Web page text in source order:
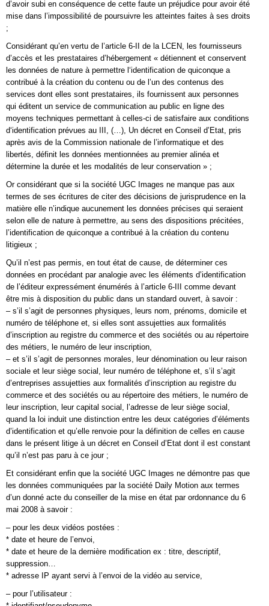
d’avoir subi en conséquence de cette faute un préjudice pour avoir été
mise dans l’impossibilité de poursuivre les atteintes faites à ses droits
;
Considérant qu’en vertu de l’article 6-II de la LCEN, les fournisseurs
d’accès et les prestataires d’hébergement « détiennent et conservent
les données de nature à permettre l‘identification de quiconque a
contribué à la création du contenu ou de l’un des contenus des
services dont elles sont prestataires, ils fournissent aux personnes
qui éditent un service de communication au public en ligne des
moyens techniques permettant à celles-ci de satisfaire aux conditions
d‘identification prévues au III, (…), Un décret en Conseil d’Etat, pris
après avis de la Commission nationale de l’informatique et des
libertés, définit les données mentionnées au premier alinéa et
détermine la durée et les modalités de leur conservation » ;
Or considérant que si la société UGC Images ne manque pas aux
termes de ses écritures de citer des décisions de jurisprudence en la
matière elle n’indique aucunement les données précises qui seraient
selon elle de nature à permettre, au sens des dispositions précitées,
l’identification de quiconque a contribué à la création du contenu
litigieux ;
Qu’il n’est pas permis, en tout état de cause, de déterminer ces
données en procédant par analogie avec les éléments d’identification
de l’éditeur expressément énumérés à l’article 6-III comme devant
être mis à disposition du public dans un standard ouvert, à savoir :
– s’il s’agit de personnes physiques, leurs nom, prénoms, domicile et
numéro de téléphone et, si elles sont assujetties aux formalités
d’inscription au registre du commerce et des sociétés ou au répertoire
des métiers, le numéro de leur inscription,
– et s’il s’agit de personnes morales, leur dénomination ou leur raison
sociale et leur siège social, leur numéro de téléphone et, s’il s’agit
d’entreprises assujetties aux formalités d’inscription au registre du
commerce et des sociétés ou au répertoire des métiers, le numéro de
leur inscription, leur capital social, l’adresse de leur siège social,
quand la loi induit une distinction entre les deux catégories d’éléments
d’identification et qu’elle renvoie pour la définition de celles en cause
dans le présent litige à un décret en Conseil d’Etat dont il est constant
qu’il n’est pas paru à ce jour ;
Et considérant enfin que la société UGC Images ne démontre pas que
les données communiquées par la société Daily Motion aux termes
d’un donné acte du conseiller de la mise en état par ordonnance du 6
mai 2008 à savoir :
– pour les deux vidéos postées :
* date et heure de l’envoi,
* date et heure de la dernière modification ex : titre, descriptif,
suppression…
* adresse IP ayant servi à l’envoi de la vidéo au service,
– pour l’utilisateur :